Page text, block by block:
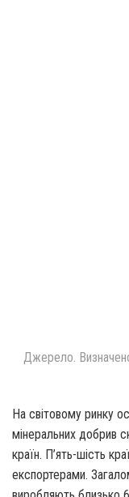
Джерело.
На світовому ринку
мінеральних добрив
країн. П’ять-шість
експортерами.